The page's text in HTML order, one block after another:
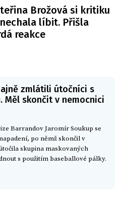
Brožová si kritiku
líbit. Přišla
reakce
zmlátili útočníci s
Měl skončit v nemocnici
Barrandov Jaromír Soukup se
po němž skončil v
skupina maskovaných
s použitím baseballové pálky.